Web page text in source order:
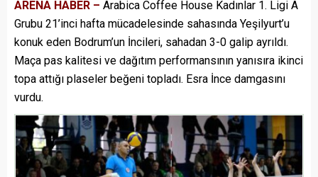
ARENA HABER – Arabica Coffee House Kadınlar 1. Ligi A
Grubu 21’inci hafta mücadelesinde sahasında Yeşilyurt’u
konuk eden Bodrum’un İncileri, sahadan 3-0 galip ayrıldı.
Maça pas kalitesi ve dağıtım performansının yanısıra ikinci
topa attığı plaseler beğeni topladı. Esra İnce damgasını
vurdu.